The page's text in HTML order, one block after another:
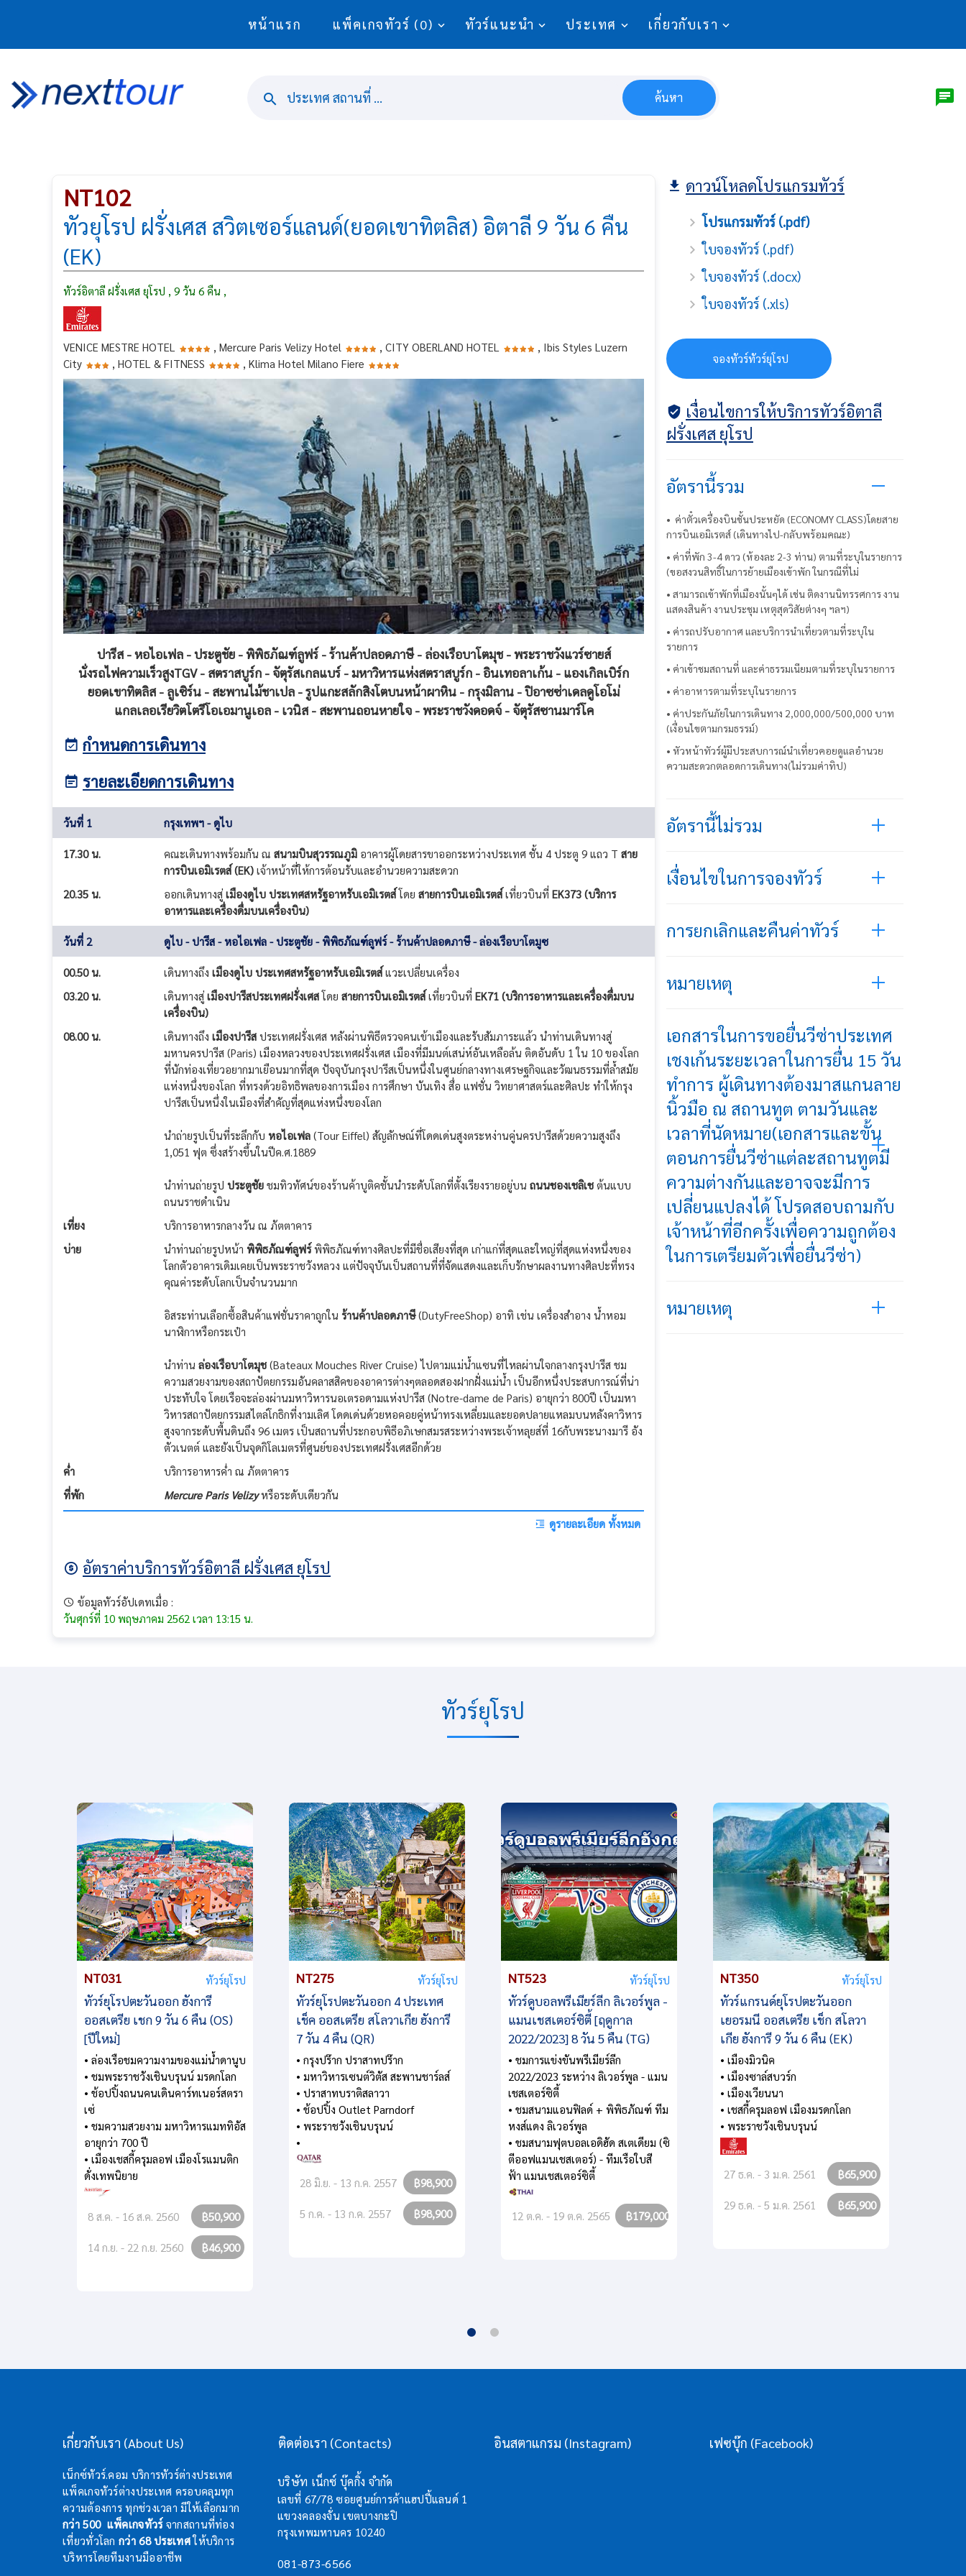
หน้าแรก แพ็คเกจทัวร์ (0) ทัวร์แนะนำ ประเทศ เกี่ยวกับเรา
ประเทศ สถานที่ ... ค้นหา
NT102
ทัวยุโรป ฝรั่งเศส สวิตเซอร์แลนด์(ยอดเขาทิตลิส) อิตาลี 9 วัน 6 คืน
(EK)
ทัวร์อิตาลี ฝรั่งเศส ยุโรป , 9 วัน 6 คืน ,
VENICE MESTRE HOTEL , Mercure Paris Velizy Hotel , CITY OBERLAND HOTEL
, Ibis Styles Luzern
City
, HOTEL & FITNESS , Klima Hotel Milano Fiere
ปารีส - หอไอเฟล - ประตูชัย - พิพิธภัณฑ์ลูฟร์ - ร้านค้าปลอดภาษี - ล่องเรือบาโตมุช - พระราชวังแวร์ซายส์
นั่งรถไฟความเร็วสูงTGV - สตราสบูร์ก - จัตุรัสเกลแบร์ - มหาวิหารแห่งสตราสบูร์ก - อินเทอลาเก้น - แองเกิลเบิร์ก
ยอดเขาทิตลิส - ลูเซิร์น - สะพานไม้ชาเปล - รูปแกะสลักสิงโตบนหน้าผาหิน - กรุงมิลาน - ปิอาซซ่าเดลดูโอโม่
แกลเลอเรียวิตโตรีโอเอมานูเอล - เวนิส - สะพานถอนหายใจ - พระราชวังดอดจ์ - จัตุรัสซานมาร์โค
กำหนดการเดินทาง
รายละเอียดการเดินทาง
วันที่ 1 กรุงเทพฯ - ดูไบ
17.30 น. คณะเดินทางพร้อมกัน ณ สนามบินสุวรรณภูมิอาคารผู้โดยสารขาออกระหว่างประเทศ ชั้น 4 ประตู 9 แถว T สาย
การบินเอมิเรตส์ (EK)เจ้าหน้าที่ให้การต้อนรับและอำนวยความสะดวก
20.35 น.
ออกเดินทางสู่ เมืองดูไบ ประเทศสหรัฐอาหรับเอมิเรตส์โดย สายการบินเอมิเรตส์เที่ยวบินที่ EK373 (บริการ
อาหารและเครื่องดื่มบนเครื่องบิน)
วันที่ 2 ดูไบ - ปารีส - หอไอเฟล - ประตูชัย - พิพิธภัณฑ์ลูฟร์ - ร้านค้าปลอดภาษี - ล่องเรือบาโตมูซ
00.50 น. เดินทางถึง เมืองดูไบ ประเทศสหรัฐอาหรับเอมิเรตส์แวะเปลี่ยนเครื่อง
03.20 น.
เดินทางสู่ เมืองปารีสประเทศฝรั่งเศสโดย สายการบินเอมิเรตส์เที่ยวบินที่ EK71 (บริการอาหารและเครื่องดื่มบน
เครื่องบิน)
08.00 น.
เดินทางถึง เมืองปารีสประเทศฝรั่งเศส หลังผ่านพิธีตรวจคนเข้าเมืองและรับสัมภาระแล้ว นำท่านเดินทางสู่
มหานครปารีส (Paris) เมืองหลวงของประเทศฝรั่งเศส เมืองที่มีมนต์เสน่ห์อันเหลือล้น ติดอันดับ 1 ใน 10 ของโลก
ที่นักท่องเที่ยวอยากมาเยือนมากที่สุด ปัจจุบันกรุงปารีสเป็นหนึ่งในศูนย์กลางทางเศรษฐกิจและวัฒนธรรมที่ล้ำสมัย
แห่งหนึ่งของโลก ที่ทรงด้วยอิทธิพลของการเมือง การศึกษา บันเทิง สื่อ แฟชั่น วิทยาศาสตร์และศิลปะ ทำให้กรุง
ปารีสเป็นหนึ่งในเมืองที่สำคัญที่สุดแห่งหนึ่งของโลก
นำถ่ายรูปเป็นที่ระลึกกับ หอไอเฟล(Tour Eiffel) สัญลักษณ์ที่โดดเด่นสูงตระหง่านคู่นครปารีสด้วยความสูงถึง
1,051 ฟุต ซึ่งสร้างขึ้นในปีค.ศ.1889
นำท่านถ่ายรูป ประตูชัยชมทิวทัศน์ของร้านค้าบูติคชั้นนำระดับโลกที่ตั้งเรียงรายอยู่บน ถนนชองเชลิเชต้นแบบ
ถนนราชดำเนิน
เที่ยง
บริการอาหารกลางวัน ณ ภัตตาคาร
บ่าย
นำท่านถ่ายรูปหน้า พิพิธภัณฑ์ลูฟร์พิพิธภัณฑ์ทางศิลปะที่มีชื่อเสียงที่สุด เก่าแก่ที่สุดและใหญ่ที่สุดแห่งหนึ่งของ
โลกตัวอาคารเดิมเคยเป็นพระราชวังหลวง แต่ปัจจุบันเป็นสถานที่ที่จัดแสดงและเก็บรักษาผลงานทางศิลปะที่ทรง
คุณค่าระดับโลกเป็นจำนวนมาก
อิสระท่านเลือกซื้อสินค้าแฟชั่นราคาถูกใน ร้านค้าปลอดภาษี(DutyFreeShop) อาทิ เช่น เครื่องสำอาง น้ำหอม
นาฬิกาหรือกระเป๋า
นำท่าน ล่องเรือบาโตมุช(Bateaux Mouches River Cruise) ไปตามแม่น้ำแซนที่ไหลผ่านใจกลางกรุงปารีส ชม
ความสวยงามของสถาปัตยกรรมอันคลาสสิคของอาคารต่างๆตลอดสองฝากฝั่งแม่น้ำ เป็นอีกหนึ่งประสบการณ์ที่น่า
ประทับใจ โดยเรือจะล่องผ่านมหาวิหารนอเตรอดามแห่งปารีส (Notre-dame de Paris) อายุกว่า 800ปี เป็นมหา
วิหารสถาปัตยกรรมสไตล์โกธิกที่งามเลิศ โดดเด่นด้วยหอคอยคู่หน้าทรงเหลี่ยมและยอดปลายแหลมบนหลังคาวิหาร
สูงจากระดับพื้นดินถึง 96 เมตร เป็นสถานที่ประกอบพิธีอภิเษกสมรสระหว่างพระเจ้าหลุยส์ที่ 16กับพระนางมารี อัง
ตัวเนตต์ และยังเป็นจุดกิโลเมตรที่ศูนย์ของประเทศฝรั่งเศสอีกด้วย
ค่ำ
บริการอาหารค่ำ ณ ภัตตาคาร
ที่พัก
Mercure Paris Velizyหรือระดับเดียวกัน
ดูรายละเอียด ทั้งหมด
อัตราค่าบริการทัวร์อิตาลี ฝรั่งเศส ยุโรป
ข้อมูลทัวร์อัปเดทเมื่อ :
วันศุกร์ที่ 10 พฤษภาคม 2562 เวลา 13:15 น.
ดาวน์โหลดโปรแกรมทัวร์
โปรแกรมทัวร์ (.pdf)
ใบจองทัวร์ (.pdf)
ใบจองทัวร์ (.docx)
ใบจองทัวร์ (.xls)
ทว รทว รย โร ป
จองทัวร์ทัวร์ยุโรป
เงื่อนไขการให้บริการทัวร์อิตาลี
ฝรั่งเศส ยุโรป
อัตรานี้รวม
• ค่าตั๋วเครื่องบินชั้นประหยัด (ECONOMY CLASS)โดยสาย
การบินเอมิเรตส์ (เดินทางไป-กลับพร้อมคณะ)
• ค่าที่พัก 3-4 ดาว (ห้องละ 2-3 ท่าน) ตามที่ระบุในรายการ
(ขอสงวนสิทธิ์ในการย้ายเมืองเข้าพัก ในกรณีที่ไม่
• สามารถเข้าพักที่เมืองนั้นๆได้ เช่น ติดงานนิทรรศการ งาน
แสดงสินค้า งานประชุม เหตุสุดวิสัยต่างๆ ฯลฯ)
• ค่ารถปรับอากาศ และบริการนำเที่ยวตามที่ระบุใน
รายการ
• ค่าเข้าชมสถานที่ และค่าธรรมเนียมตามที่ระบุในรายการ
• ค่าอาหารตามที่ระบุในรายการ
• ค่าประกันภัยในการเดินทาง 2,000,000/500,000 บาท
(เงื่อนไขตามกรมธรรม์)
• หัวหน้าทัวร์ผู้มีประสบการณ์นำเที่ยวคอยดูแลอำนวย
ความสะดวกตลอดการเดินทาง(ไม่รวมค่าทิป)
อัตรานี้ไม่รวม
เงื่อนไขในการจองทัวร์
การยกเลิกและคืนค่าทัวร์
หมายเหตุ
เอกสารในการขอยื่นวีซ่าประเทศ
เชงเก้นระยะเวลาในการยื่น 15 วัน
ทำการ ผู้เดินทางต้องมาสแกนลาย
นิ้วมือ ณ สถานทูต ตามวันและ
เวลาที่นัดหมาย(เอกสารและขั้น
ตอนการยื่นวีซ่าแต่ละสถานทูตมี
ความต่างกันและอาจจะมีการ
เปลี่ยนแปลงได้ โปรดสอบถามกับ
เจ้าหน้าที่อีกครั้งเพื่อความถูกต้อง
ในการเตรียมตัวเพื่อยื่นวีซ่า)
หมายเหตุ
ทัวร์ยุโรป
NT031 ทัวร์ยุโรป
ทัวร์ยุโรปตะวันออก ฮังการี
ออสเตรีย เชก 9 วัน 6 คืน (OS)
[ปีใหม่]
• ล่องเรือชมความงามของแม่น้ำดานูบ
• ชมพระราชวังเชินบรุนน์ มรดกโลก
• ช้อปปิ้งถนนคนเดินคาร์ทเนอร์สตรา
เซ่
• ชมความสวยงาม มหาวิหารแมททิอัส
อายุกว่า 700 ปี
• เมืองเชสกี้ครุมลอฟ เมืองโรแมนติก
ดั่งเทพนิยาย
8 ส.ค. - 16 ส.ค. 2560 ฿50,900
14 ก.ย. - 22 ก.ย. 2560 ฿46,900
NT275 ทัวร์ยุโรป
ทัวร์ยุโรปตะวันออก 4 ประเทศ
เช็ค ออสเตรีย สโลวาเกีย ฮังการี
7 วัน 4 คืน (QR)
• กรุงปร๊าก ปราสาทปร๊าก
• มหาวิหารเซนต์วิตัส สะพานชาร์ลส์
• ปราสาทบราติสลาวา
• ช้อปปิ้ง Outlet Parndorf
• พระราชวังเชินบรุนน์
•
28 มิ.ย. - 13 ก.ค. 2557 ฿98,900
5 ก.ค. - 13 ก.ค. 2557 ฿98,900
NT523 ทัวร์ยุโรป
ทัวร์ดูบอลพรีเมียร์ลีก ลิเวอร์พูล -
แมนเชสเตอร์ซิตี้ [ฤดูกาล
2022/2023] 8 วัน 5 คืน (TG)
• ชมการแข่งขันพรีเมียร์ลีก
2022/2023 ระหว่าง ลิเวอร์พูล - แมน
เชสเตอร์ซิตี้
• ชมสนามแอนฟิลด์ + พิพิธภัณฑ์ ทีม
หงส์แดง ลิเวอร์พูล
• ชมสนามฟุตบอลเอดิฮัด สเตเดียม (ซิ
ตีออฟแมนเชสเตอร์) - ทีมเรือใบสี
ฟ้า แมนเชสเตอร์ซิตี้
12 ต.ค. - 19 ต.ค. 2565 ฿179,000
NT350 ทัวร์ยุโรป
ทัวร์แกรนด์ยุโรปตะวันออก
เยอรมนี ออสเตรีย เช็ก สโลวา
เกีย ฮังการี 9 วัน 6 คืน (EK)
• เมืองมิวนิค
• เมืองซาล์สบวร์ก
• เมืองเวียนนา
• เชสกี้ครุมลอฟ เมืองมรดกโลก
• พระราชวังเชินบรุนน์
27 ธ.ค. - 3 ม.ค. 2561 ฿65,900
29 ธ.ค. - 5 ม.ค. 2561 ฿65,900
เกี่ยวกับเรา (About Us)
เน็กซ์ทัวร์.คอม บริการทัวร์ต่างประเทศ
แพ็คเกจทัวร์ต่างประเทศ ครอบคลุมทุก
ความต้องการ ทุกช่วงเวลา มีให้เลือกมาก
กว่า 500 แพ็คเกจทัวร์จากสถานที่ท่อง
เที่ยวทั่วโลกกว่า 68 ประเทศให้บริการ
บริหารโดยทีมงานมืออาชีพ
ติดต่อเรา (Contacts)
บริษัท เน็กซ์ บุ๊คกิ้ง จำกัด
เลขที่ 67/78 ซอยศูนย์การค้าแฮปปี้แลนด์ 1
แขวงคลองจั่น เขตบางกะปิ
กรุงเทพมหานคร 10240
081-873-6566
อินสตาแกรม (Instagram) เฟซบุ๊ก (Facebook)